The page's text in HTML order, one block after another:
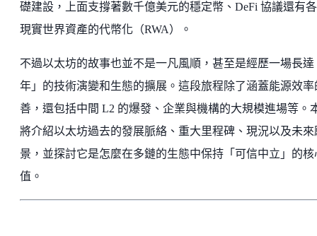
礎建設，上面支撐著數千億美元的穩定幣、DeFi 協議還有
現實世界資產的代幣化（RWA）。
不過以太坊的故事也並不是一凡風順，甚至是經歷一場長達
年」的技術演變和生態的擴展。這段旅程除了涵蓋能源效率
善，還包括中間 L2 的爆發、企業與機構的大規模進場等。
將介紹以太坊過去的發展脈絡、重大里程碑、現況以及未來
景，並探討它是怎麼在多鏈的生態中保持「可信中立」的核
值。